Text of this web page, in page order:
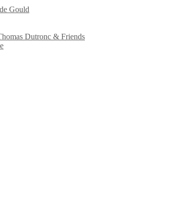
Gould
Dutronc & Friends